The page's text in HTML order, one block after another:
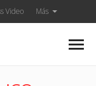
Video Más